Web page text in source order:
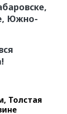
Южно-
Толстая